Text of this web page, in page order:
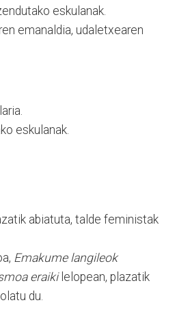
eskulanak.
emanaldia, udaletxearen
eskulanak.
abiatuta, talde feministak
Emakume langileok
eraikilelopean, plazatik
du.